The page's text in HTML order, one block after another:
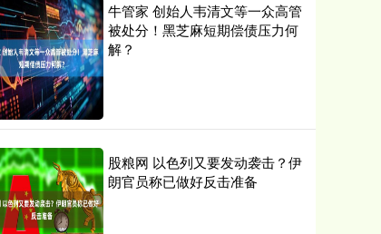
牛管家 创始人韦清文等一众高管
被处分！黑芝麻短期偿债压力何
解？
股粮网 以色列又要发动袭击？伊
朗官员称已做好反击准备